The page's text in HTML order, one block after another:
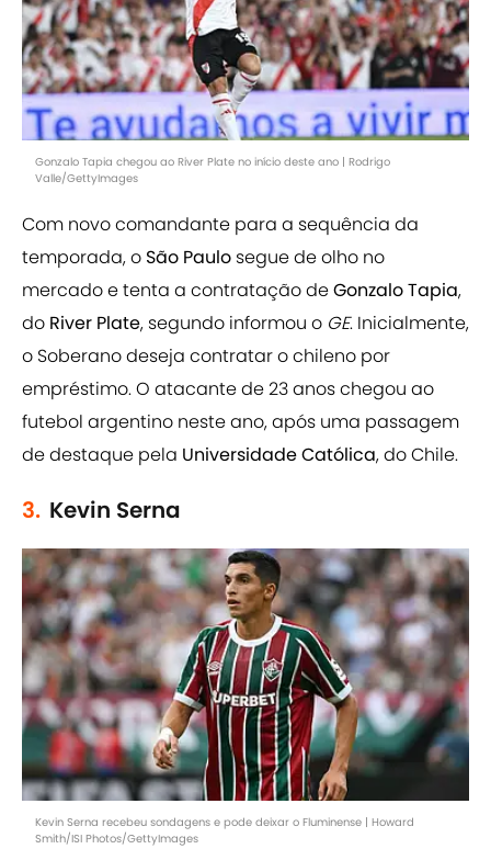
Gonzalo Tapia chegou ao River Plate no início deste ano | Rodrigo
Valle/GettyImages
Com novo comandante para a sequência da
temporada, o São Paulo segue de olho no
mercado e tenta a contratação deGonzalo Tapia,
do River Plate, segundo informou o GE. Inicialmente,
o Soberano deseja contratar o chileno por
empréstimo. O atacante de 23 anos chegou ao
futebol argentino neste ano, após uma passagem
de destaque pela Universidade Católica, do Chile.
3. Kevin Serna
Kevin Serna recebeu sondagens e pode deixar o Fluminense | Howard
Smith/ISI Photos/GettyImages